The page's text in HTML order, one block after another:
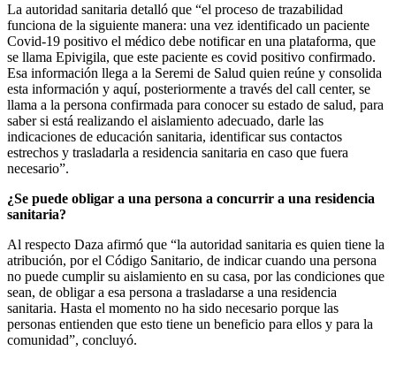
La autoridad sanitaria detalló que “el proceso de trazabilidad
funciona de la siguiente manera: una vez identificado un paciente
Covid-19 positivo el médico debe notificar en una plataforma, que
se llama Epivigila, que este paciente es covid positivo confirmado.
Esa información llega a la Seremi de Salud quien reúne y consolida
esta información y aquí, posteriormente a través del call center, se
llama a la persona confirmada para conocer su estado de salud, para
saber si está realizando el aislamiento adecuado, darle las
indicaciones de educación sanitaria, identificar sus contactos
estrechos y trasladarla a residencia sanitaria en caso que fuera
necesario”.
¿Se puede obligar a una persona a concurrir a una residencia
sanitaria?
Al respecto Daza afirmó que “la autoridad sanitaria es quien tiene la
atribución, por el Código Sanitario, de indicar cuando una persona
no puede cumplir su aislamiento en su casa, por las condiciones que
sean, de obligar a esa persona a trasladarse a una residencia
sanitaria. Hasta el momento no ha sido necesario porque las
personas entienden que esto tiene un beneficio para ellos y para la
comunidad”, concluyó.